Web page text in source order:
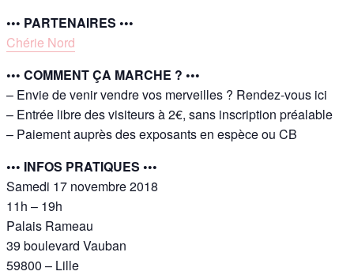
••• PARTENAIRES •••
Chérie Nord
••• COMMENT ÇA MARCHE ? •••
– Envie de venir vendre vos merveilles ? Rendez-vous ici
– Entrée libre des visiteurs à 2€, sans inscription préalable
– Paiement auprès des exposants en espèce ou CB
••• INFOS PRATIQUES •••
Samedi 17 novembre 2018
11h – 19h
Palais Rameau
39 boulevard Vauban
59800 – Lille